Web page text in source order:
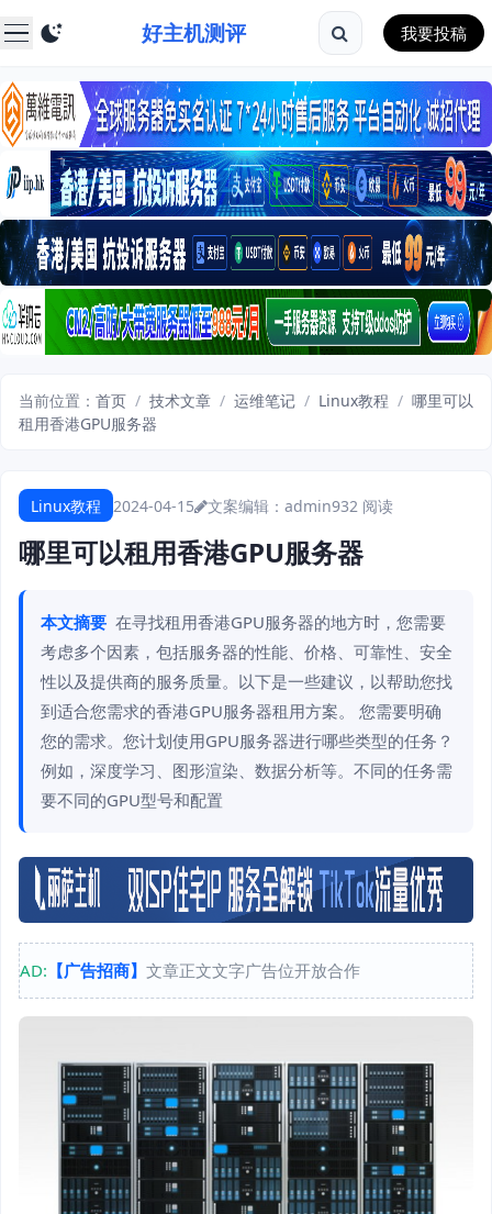
好主机测评 我要投稿
当前位置： 首页 / 技术文章 / 运维笔记 / Linux教程 / 哪里可以
租用香港GPU服务器
Linux教程 2024-04-15 文案编辑：admin932 阅读
哪里可以租用香港GPU服务器
本文摘要 在寻找租用香港GPU服务器的地方时，您需要
考虑多个因素，包括服务器的性能、价格、可靠性、安全
性以及提供商的服务质量。以下是一些建议，以帮助您找
到适合您需求的香港GPU服务器租用方案。 您需要明确
您的需求。您计划使用GPU服务器进行哪些类型的任务？
例如，深度学习、图形渲染、数据分析等。不同的任务需
要不同的GPU型号和配置
AD: 【广告招商】 文章正文文字广告位开放合作